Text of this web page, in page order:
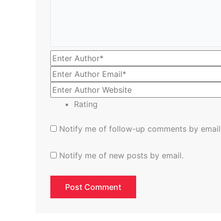
Rating
Notify me of follow-up comments by
Notify me of new posts by email.